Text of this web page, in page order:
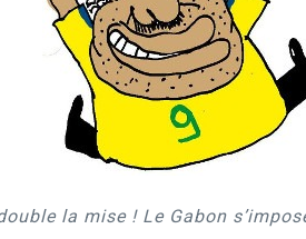
la mise ! Le Gabon